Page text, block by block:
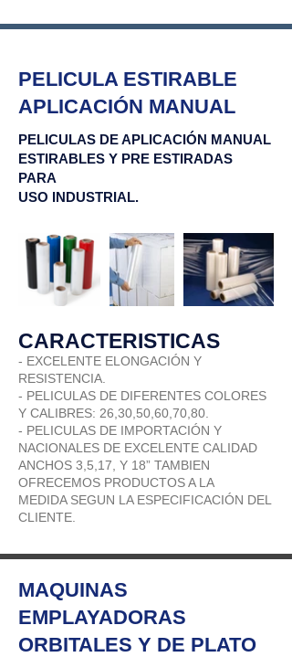
PELICULA ESTIRABLE
APLICACIÓN MANUAL
PELICULAS DE APLICACIÓN MANUAL
ESTIRABLES Y PRE ESTIRADAS
PARA
USO INDUSTRIAL.
CARACTERISTICAS
- EXCELENTE ELONGACIÓN Y
RESISTENCIA.
- PELICULAS DE DIFERENTES COLORES
Y CALIBRES: 26,30,50,60,70,80.
- PELICULAS DE IMPORTACIÓN Y
NACIONALES DE EXCELENTE CALIDAD
ANCHOS 3,5,17, Y 18” TAMBIEN
OFRECEMOS PRODUCTOS A LA
MEDIDA SEGUN LA ESPECIFICACIÓN DEL
CLIENTE.
MAQUINAS
EMPLAYADORAS
ORBITALES Y DE PLATO